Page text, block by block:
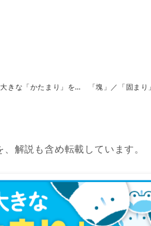
きな「かたまり」を… 「塊」／「固ま
解説も含め転載しています。